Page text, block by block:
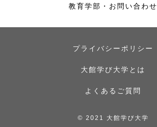
教育学部・お問い合わせ
プライバシーポリシー
大館学び大学とは
よくあるご質問
© 2021 大館学び大学